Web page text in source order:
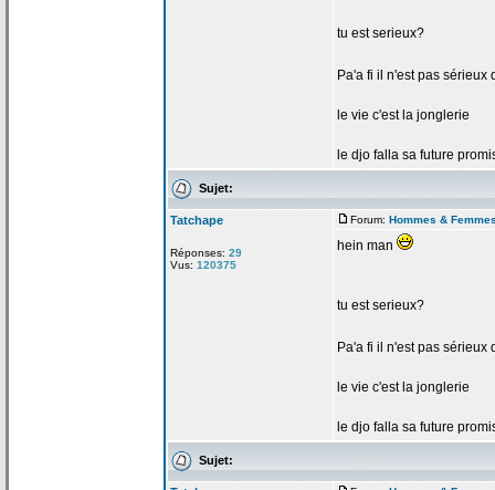
tu est serieux?
Pa'a fi il n'est pas sérieux
le vie c'est la jonglerie
le djo falla sa future
Sujet:
Tatchape
Réponses: 29
Vus: 120375
Forum: Hommes &
hein man
tu est serieux?
Pa'a fi il n'est pas sérieux
le vie c'est la jonglerie
le djo falla sa future
Sujet: